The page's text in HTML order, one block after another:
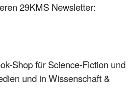
29KMS Newsletter:
Shop für Science-Fiction und
und in Wissenschaft &